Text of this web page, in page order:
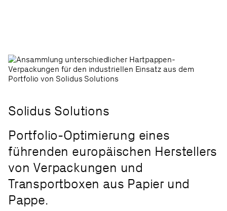
Solidus Solutions
Portfolio-Optimierung eines
führenden europäischen Herstellers
von Verpackungen und
Transportboxen aus Papier und
Pappe.